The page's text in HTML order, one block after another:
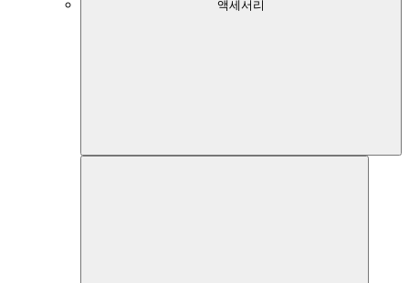
액세서리